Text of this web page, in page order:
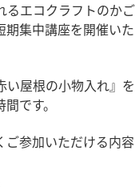
るエコクラフトのかご
期集中講座を開催いた
い屋根の小物入れ』を
です。
ご参加いただける内容